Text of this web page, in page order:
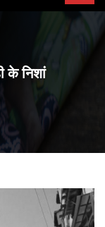
के निशां